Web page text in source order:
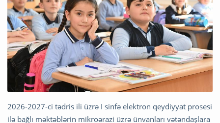
2026-2027-ci tədris ili üzrə I sinfə elektron qeydiyyat prosesi
ilə bağlı məktəblərin mikroərazi üzrə ünvanları vətəndaşlara